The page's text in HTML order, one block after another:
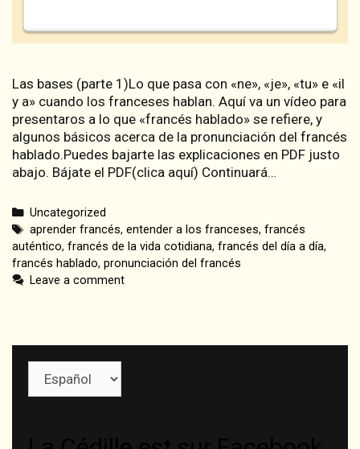
Las bases (parte 1)Lo que pasa con «ne», «je», «tu» e «il
y a» cuando los franceses hablan. Aquí va un vídeo para
presentaros a lo que «francés hablado» se refiere, y
algunos básicos acerca de la pronunciación del francés
hablado.Puedes bajarte las explicaciones en PDF justo
abajo. Bájate el PDF(clica aquí) Continuará…
Categories
Uncategorized
Tags
aprender francés, entender a los franceses, francés
auténtico, francés de la vida cotidiana, francés del día a día,
francés hablado, pronunciación del francés
Leave a comment
Elegir
un